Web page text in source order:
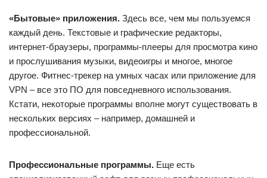
«Бытовые» приложения. Здесь все, чем мы пользуемся
каждый день. Текстовые и графические редакторы,
интернет-браузеры, программы-плееры для просмотра кино
и прослушивания музыки, видеоигры и многое, многое
другое. Фитнес-трекер на умных часах или приложение для
VPN – все это ПО для повседневного использования.
Кстати, некоторые программы вполне могут существовать в
нескольких версиях – например, домашней и
профессиональной.
Профессиональные программы. Еще есть